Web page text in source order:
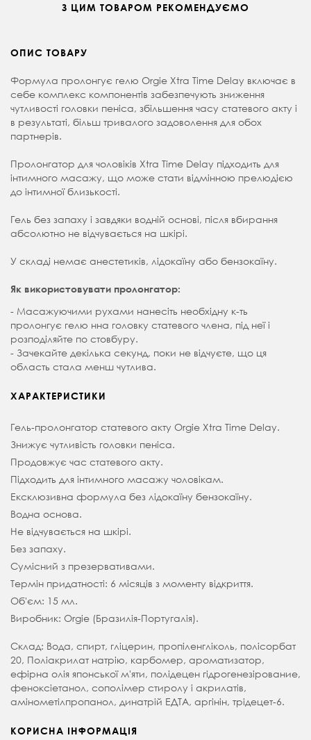
З ЦИМ ТОВАРОМ РЕКОМЕНДУЄМО
ОПИС ТОВАРУ
Формула пролонгує гелю Orgie Xtra Time Delay включає в
себе комплекс компонентів забезпечують зниження
чутливості головки пеніса, збільшення часу статевого акту і
в результаті, більш тривалого задоволення для обох
партнерів.
Пролонгатор для чоловіків Xtra Time Delay підходить для
інтимного масажу, що може стати відмінною прелюдією
до інтимної близькості.
Гель без запаху і завдяки водній основі, після вбирання
абсолютно не відчувається на шкірі.
У складі немає анестетиків, лідокаїну або бензокаїну.
Як використовувати пролонгатор:
- Масажуючими рухами нанесіть необхідну к-ть
пролонгує гелю нна головку статевого члена, під неї і
розподіляйте по стовбуру.
- Зачекайте декілька секунд, поки не відчуєте, що ця
область стала менш чутлива.
ХАРАКТЕРИСТИКИ
Гель-пролонгатор статевого акту Orgie Xtra Time Delay.
Знижує чутливість головки пеніса.
Продовжує час статевого акту.
Підходить для інтимного масажу чоловікам.
Ексклюзивна формула без лідокаїну бензокаїну.
Водна основа.
Не відчувається на шкірі.
Без запаху.
Сумісний з презервативами.
Термін придатності: 6 місяців з моменту відкриття.
Об'єм: 15 мл.
Виробник: Orgie (Бразилія-Португалія).
Склад: Вода, спирт, гліцерин, пропіленгліколь, полісорбат
20, Поліакрилат натрію, карбомер, ароматизатор,
ефірна олія японської м'яти, полідецен гідрогенезірование,
феноксіетанол, сополімер стиролу і акрилатів,
амінометілпропанол, динатрій ЕДТА, аргінін, трідецет-6.
КОРИСНА ІНФОРМАЦІЯ